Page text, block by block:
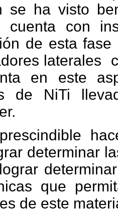
se ha visto
cuenta con
de esta
laterales
en este
de NiTi
determinar
que
de este